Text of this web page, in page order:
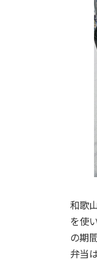
和歌
を使
の期
弁当